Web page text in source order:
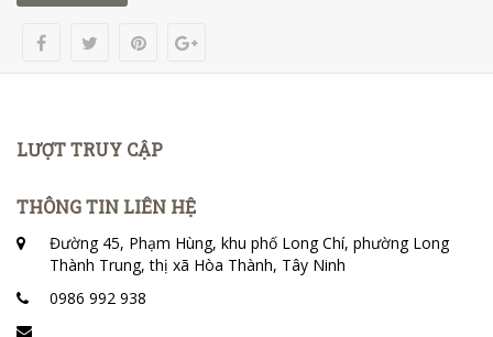
LƯỢT TRUY CẬP
THÔNG TIN LIÊN HỆ
Đường 45, Phạm Hùng, khu phố Long Chí, phường Long
Thành Trung, thị xã Hòa Thành, Tây Ninh
0986 992 938